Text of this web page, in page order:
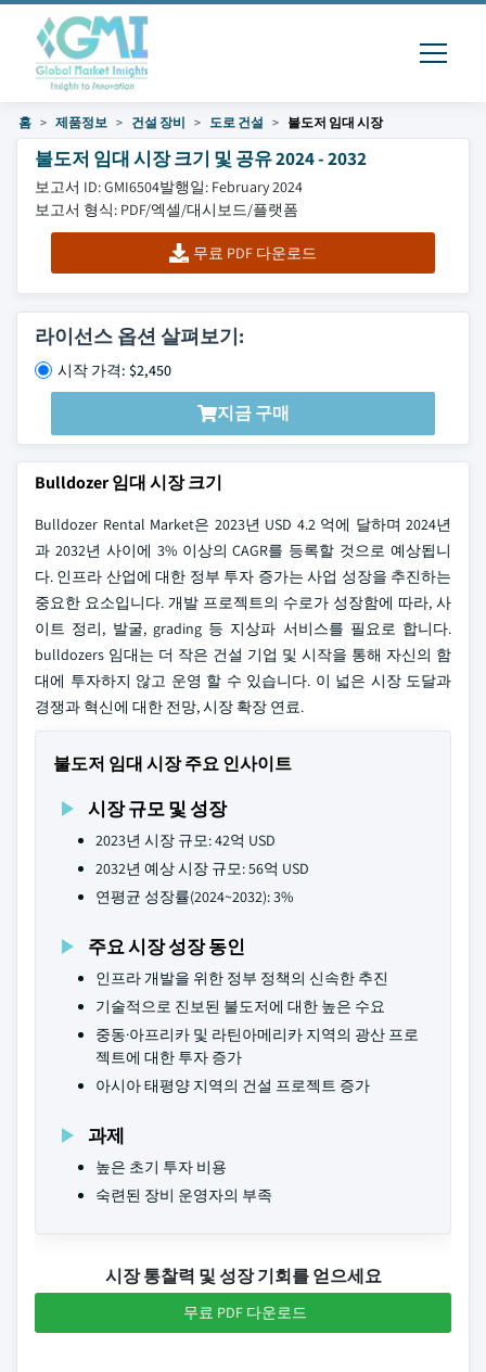
홈 제품정보 건설 장비 도로 건설 불도저 임대 시장
불도저 임대 시장 크기 및 공유 2024 - 2032
보고서 ID: GMI6504발행일: February 2024
보고서 형식: PDF/엑셀/대시보드/플랫폼
무료 PDF 다운로드
라이선스 옵션 살펴보기:
시작 가격: $2,450
지금 구매
Bulldozer 임대 시장 크기
Bulldozer Rental Market은 2023년 USD 4.2 억에 달하며 2024년
과 2032년 사이에 3% 이상의 CAGR를 등록할 것으로 예상됩니
다. 인프라 산업에 대한 정부 투자 증가는 사업 성장을 추진하는
중요한 요소입니다. 개발 프로젝트의 수로가 성장함에 따라, 사
이트 정리, 발굴, grading 등 지상파 서비스를 필요로 합니다.
bulldozers 임대는 더 작은 건설 기업 및 시작을 통해 자신의 함
대에 투자하지 않고 운영 할 수 있습니다. 이 넓은 시장 도달과
경쟁과 혁신에 대한 전망, 시장 확장 연료.
불도저 임대 시장 주요 인사이트
시장 규모 및 성장
2023년 시장 규모: 42억 USD
2032년 예상 시장 규모: 56억 USD
연평균 성장률(2024~2032): 3%
주요 시장 성장 동인
인프라 개발을 위한 정부 정책의 신속한 추진
기술적으로 진보된 불도저에 대한 높은 수요
중동·아프리카 및 라틴아메리카 지역의 광산 프로
젝트에 대한 투자 증가
아시아 태평양 지역의 건설 프로젝트 증가
과제
높은 초기 투자 비용
숙련된 장비 운영자의 부족
시장 통찰력 및 성장 기회를 얻으세요
무료 PDF 다운로드